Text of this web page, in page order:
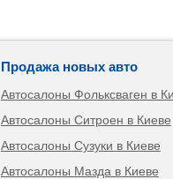
Продажа новых авто
Автосалоны Фольксваген в
Автосалоны Ситроен в Киеве
Автосалоны Сузуки в Киеве
Автосалоны Мазда в Киеве